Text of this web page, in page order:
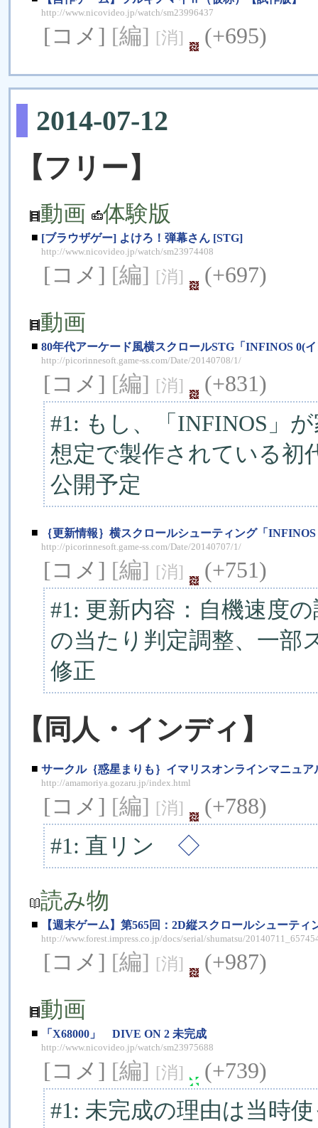
http://www.nicovideo.jp/watch/sm23996437
[コメ] [編] [消] (+695)
2014-07-12
【フリー】
動画 体験版
■ [ブラウザゲー] よけろ！弾幕さん [STG]
http://www.nicovideo.jp/watch/sm23974408
[コメ] [編] [消]
(+697)
動画
■ 80年代アーケード風横スクロールSTG「INFINOS 0(
http://picorinnesoft.game-ss.com/Date/20140708/1/
[コメ] [編] [消]
(+831)
#1: もし、「INFINOS」
想定で製作されている初
公開予定
■ ｛更新情報｝横スクロールシューティング「INFINOS
http://picorinnesoft.game-ss.com/Date/20140707/1/
[コメ] [編] [消]
(+751)
#1: 更新内容：自機速度
の当たり判定調整、一部
修正
【同人・インディ】
■ サークル｛惑星まりも｝イマリスオンラインマニュア
http://amamoriya.gozaru.jp/index.html
[コメ] [編] [消]
(+788)
#1: 直リン ◇
読み物
■ 【週末ゲーム】第565回：2D縦スクロールシューテ
http://www.forest.impress.co.jp/docs/serial/shumatsu/
[コメ] [編] [消]
(+987)
動画
■ 「X68000」 DIVE ON 2 未完成
http://www.nicovideo.jp/watch/sm23975688
[コメ] [編] [消]
(+739)
#1: 未完成の理由は当時